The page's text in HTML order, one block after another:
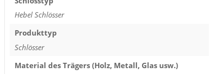
Hebel Schlösser
Produkttyp
Schlösser
Material des Trägers (Holz, Metall, Glas usw.)